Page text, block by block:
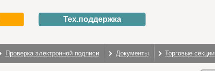
Тех.поддержка
Проверка электронной подписи Документы Торговые секции